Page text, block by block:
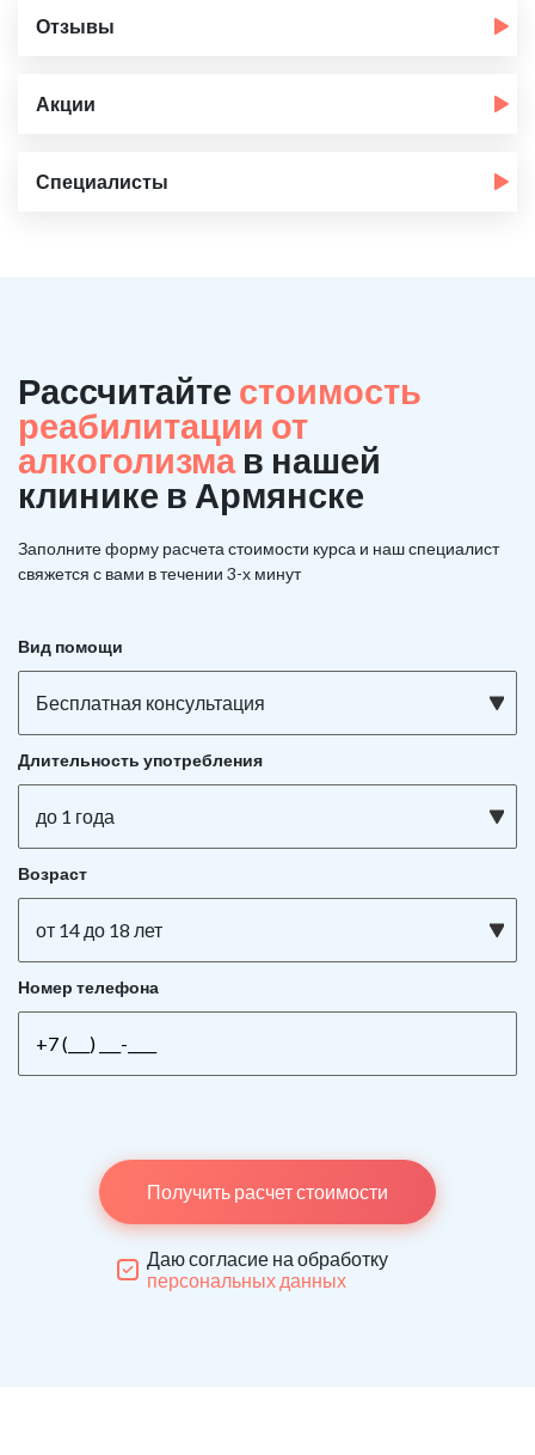
Отзывы
Акции
Специалисты
Рассчитайте стоимость
реабилитации от
алкоголизма в нашей
клинике в Армянске
Заполните форму расчета стоимости курса и наш специалист
свяжется с вами в течении 3-х минут
Вид помощи
Бесплатная консультация
Длительность употребления
до 1 года
Возраст
от 14 до 18 лет
Номер телефона
Получить расчет стоимости
Даю согласие на обработку
персональных данных